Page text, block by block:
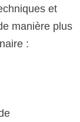
et
manière plus
: